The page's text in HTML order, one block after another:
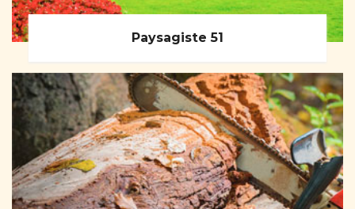
Paysagiste 51